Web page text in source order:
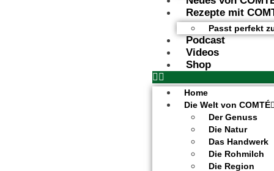
Rezepte mit
Passt perfekt
Podcast
Videos
Shop
Home
Die Welt von COMTÉ
Der Genuss
Die Natur
Das Handwerk
Die Rohmilch
Die Region